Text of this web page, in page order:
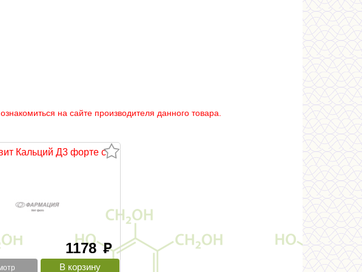
на сайте производителя данного товара.
Кальций Д3 форте с
1178руб